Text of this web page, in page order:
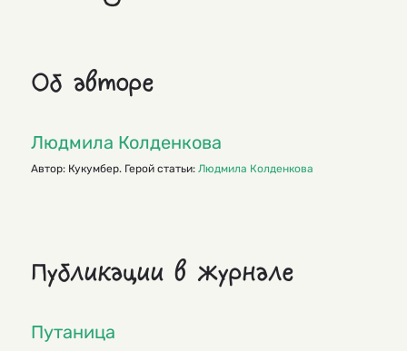
Об авторе
Людмила Колденкова
Автор: Кукумбер. Герой статьи: Людмила Колденкова
Публикации в журнале
Путаница